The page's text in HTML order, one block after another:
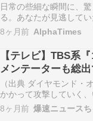
嫌」と非難噴出…ネ
拡大、沈黙続ける
日常の些細な瞬間に、
る。あなたが見逃して
かけで輝き始める。 こ
れた価値に光を当てる
さぶる視点で、新たな
[…]
8ヶ月前 AlphaTimes
【テレビ】TBS系
メンテーターも総
笑…
（出典 ダイヤモンド・
かかって攻撃していく
ね！？（出典 【テレビ
会もコメンテーターも
8ヶ月前